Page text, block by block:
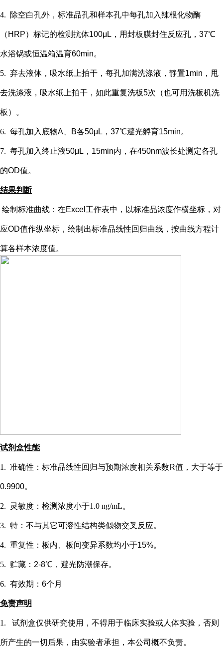
4. 除空白孔外， 标准品孔和样本孔中每孔加入辣根化物酶
（ HRP）标记的检测抗体100μL，用封板膜封住反应孔，37℃
水浴锅或恒温箱温育60min。
5. 弃去液体，吸水纸上拍干，每孔加满洗涤液，静置1min，甩
去洗涤液，吸水纸上拍干，如此重复洗板5次（也可用洗板机洗
板）。
6. 每孔加入底物A、B各50μL，37℃避光孵育15min。
7. 每孔加入终止液50μL，15min内，在450nm波长处测定各孔
的OD值。
结果判断
绘制标准曲线：在Excel工作表中，以标准品浓度作横坐标，对
应OD值作纵坐标，绘制出标准品线性回归曲线，按曲线方程计
算各样本浓度值。
试剂盒性能
1. 准确性：标准品线性回归与预期浓度相关系数R值，大于等于
0.9900。
2. 灵敏度：检测浓度小于1.0 ng/mL。
3. 特：不与其它可溶性结构类似物交叉反应。
4. 重复性：板内、板间变异系数均小于15%。
5. 贮藏： 2-8℃，避光防潮保存。
6. 有效期： 6个月
免责声明
1. 试剂盒仅供研究使用，不得用于临床实验或人 体实验，否则
所产生的一切后果，由实验者承担，本公司概不负责。